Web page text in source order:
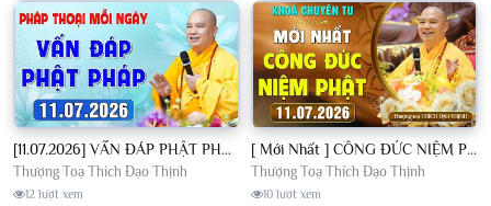
[11.07.2026] VẤN ĐÁP PHẬT PHÁP - Nghe Thầy giảng Pháp mỗi ngày CÔNG ĐỨC VÔ LƯỢNG│TT. Thích Đạo Thịnh
Thượng Toạ Thích Đạo Thịnh
12 lượt xem
[ Mới Nhất ] CÔNG ĐỨC NIỆM PHẬT - Khoá Chuyên Tu Chùa Khai Nguyên 11/07/2026 | TT. Thích Đạo Thịnh
Thượng Toạ Thích Đạo Thịnh
10 lượt xem